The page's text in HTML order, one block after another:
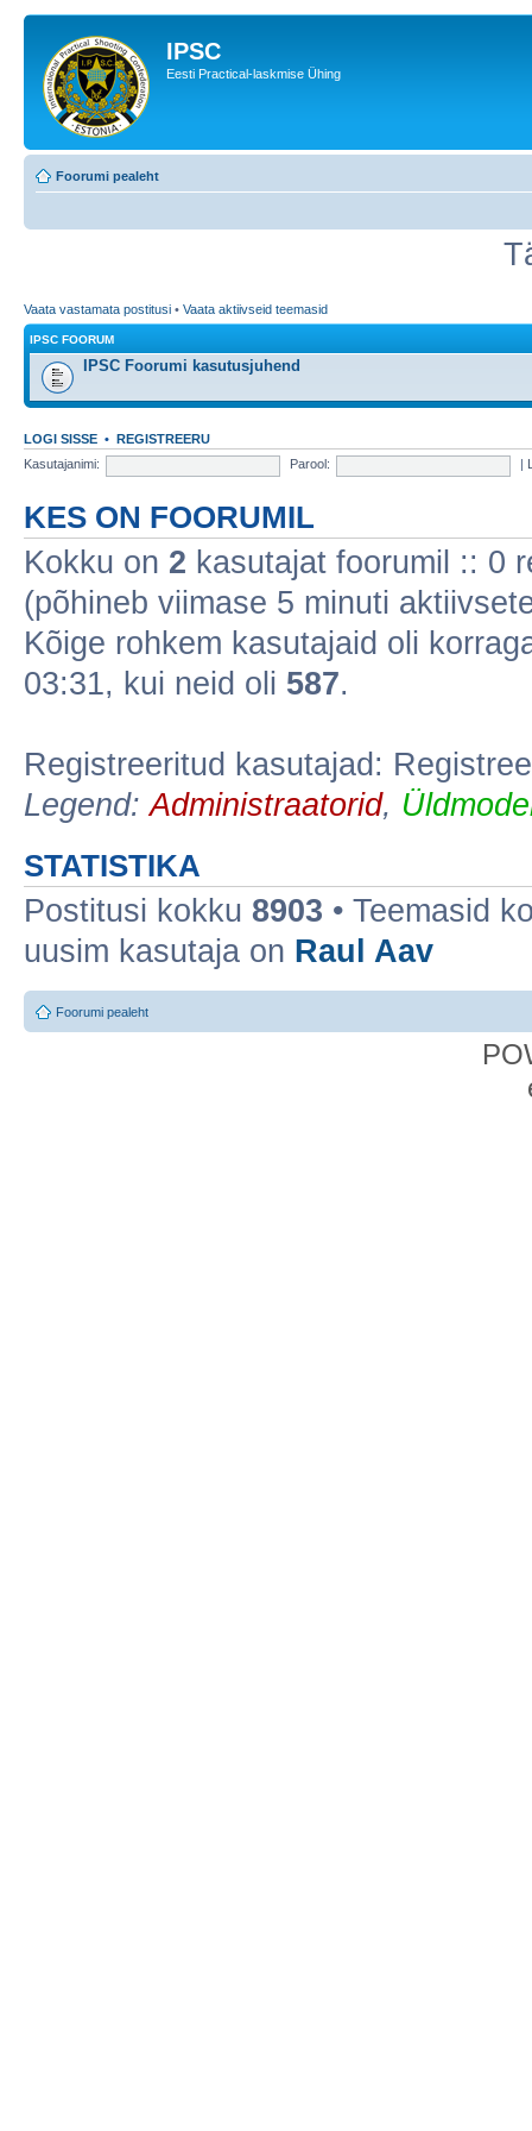
IPSC
Eesti Practical-laskmise Ühing
Foorumi pealeht
Vaata vastamata postitusi • Vaata aktiivseid teemasid
IPSC FOORUM
IPSC Foorumi kasutusjuhend
LOGI SISSE • REGISTREERU
Kasutajanimi:
Parool:
KES ON FOORUMIL
Kokku on 2 kasutajat foorumil :: 0
(põhineb viimase 5 minuti
Kõige rohkem kasutajaid oli
03:31, kui neid oli 587.
Registreeritud kasutajad:
Legend:Administraatorid,
STATISTIKA
Postitusi kokku 8903 • Teemasid
uusim kasutaja on Raul Aav
Foorumi pealeht